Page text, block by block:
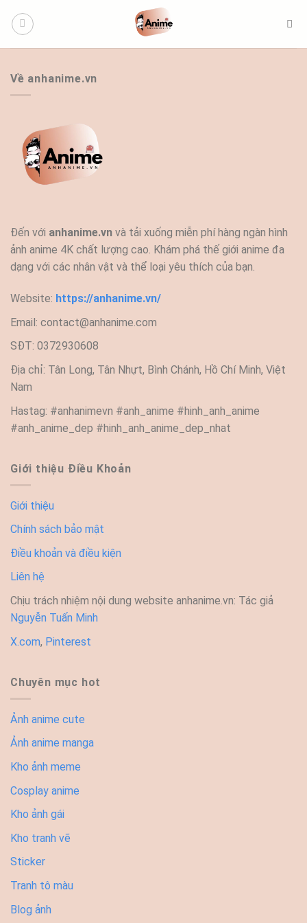
qua
Về anhanime.vn
Đến với anhanime.vn và tải xuống miễn phí hàng ngàn hình
ảnh anime 4K chất lượng cao. Khám phá thế giới anime đa
dạng với các nhân vật và thể loại yêu thích của bạn.
Website: https://anhanime.vn/
Email: contact@anhanime.com
SĐT: 0372930608
Địa chỉ: Tân Long, Tân Nhựt, Bình Chánh, Hồ Chí Minh, Việt
Nam
Hastag: #anhanimevn #anh_anime #hinh_anh_anime
#anh_anime_dep #hinh_anh_anime_dep_nhat
Giới thiệu Điều Khoản
Giới thiệu
Chính sách bảo mật
Điều khoản và điều kiện
Liên hệ
Chịu trách nhiệm nội dung website anhanime.vn: Tác giả
Nguyễn Tuấn Minh
X.com, Pinterest
Chuyên mục hot
Ảnh anime cute
Ảnh anime manga
Kho ảnh meme
Cosplay anime
Kho ảnh gái
Kho tranh vẽ
Sticker
Tranh tô màu
Blog ảnh